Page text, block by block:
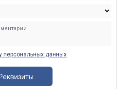
персональных данных
Реквизиты